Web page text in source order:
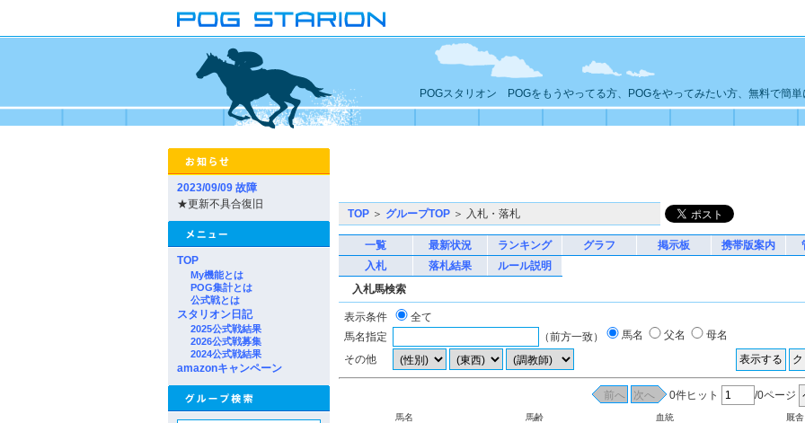
POGスタリオン POGをもうやってる方、POGをやってみたい方、無料で簡
2023/09/09 故障
★更新不具合復旧
TOP
My機能とは
POG集計とは
公式戦とは
スタリオン日記
2025公式戦結果
2026公式戦募集
2024公式戦結果
amazonキャンペーン
TOP ＞ グループTOP ＞ 入札・落札
一覧 最新状況 ランキング グラフ 掲示板 携帯版案内
入札
落札結果
ルール説明
入札馬検索
表示条件
全て
馬名指定
（前方一致） 馬名 父名
母名
その他
0件ヒット /0ページ
馬名 馬齢 血統 厩舎